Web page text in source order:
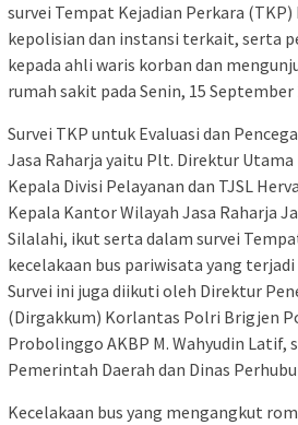
survei Tempat Kejadian Perkara (TKP)
kepolisian dan instansi terkait, serta
kepada ahli waris korban dan
rumah sakit pada Senin, 15 September
Survei TKP untuk Evaluasi dan
Jasa Raharja yaitu Plt. Direktur Utama
Kepala Divisi Pelayanan dan TJSL
Kepala Kantor Wilayah Jasa Raharja
Silalahi, ikut serta dalam survei
kecelakaan bus pariwisata yang
Survei ini juga diikuti oleh Direktur
(Dirgakkum) Korlantas Polri Brigjen
Probolinggo AKBP M. Wahyudin Latif,
Pemerintah Daerah dan Dinas
Kecelakaan bus yang mengangkut